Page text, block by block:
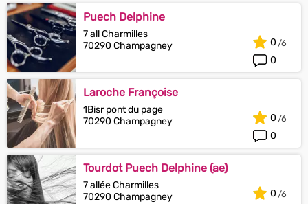
Puech Delphine
7 all Charmilles
70290 Champagney
0
0
Laroche Françoise
1Bisr pont du page
70290 Champagney
0
0
Tourdot Puech Delphine (ae)
7 allée Charmilles
70290 Champagney
0